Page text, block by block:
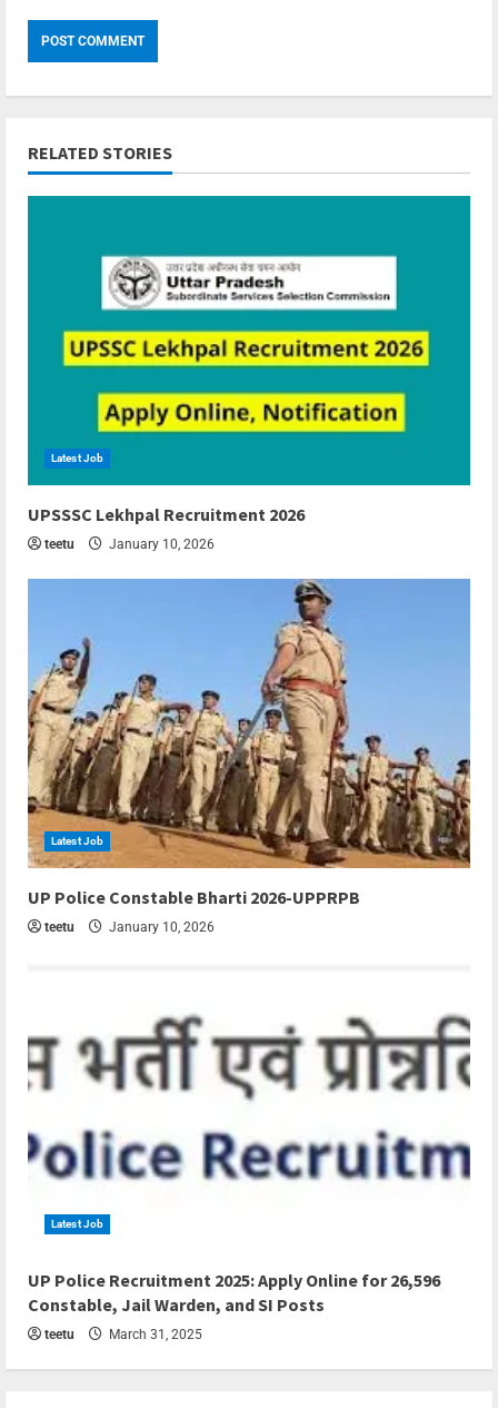
RELATED STORIES
Latest Job
UPSSSC Lekhpal Recruitment 2026
teetu January 10, 2026
Latest Job
UP Police Constable Bharti 2026-UPPRPB
teetu January 10, 2026
Latest Job
UP Police Recruitment 2025: Apply Online for 26,596
Constable, Jail Warden, and SI Posts
teetu March 31, 2025